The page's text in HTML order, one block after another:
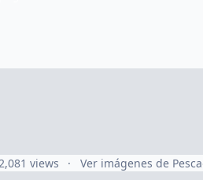
views Ver imágenes de